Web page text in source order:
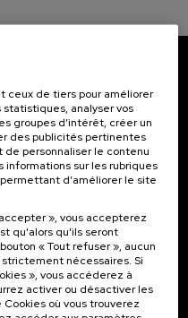
les
Intéressant...
Activités précédentes
ceux de tiers pour améliorer
analyser vos
groupes d’intérêt, créer un
des publicités pertinentes
de personnaliser le contenu
informations sur les rubriques
d’améliorer le site
», vous accepterez
qu'alors qu'ils seront
« Tout refuser », aucun
nécessaires. Si
», vous accéderez à
activer ou désactiver les
où vous trouverez